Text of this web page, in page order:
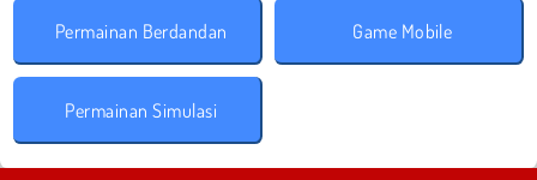
Permainan Berdandan Game Mobile
Permainan Simulasi